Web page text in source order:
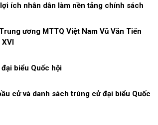
ích nhân dân làm nền tảng chính sách
ương MTTQ Việt Nam Vũ Văn Tiến
biểu Quốc hội
cử và danh sách trúng cử đại biểu Quốc